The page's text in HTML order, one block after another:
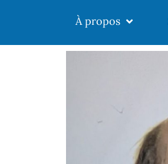
À propos